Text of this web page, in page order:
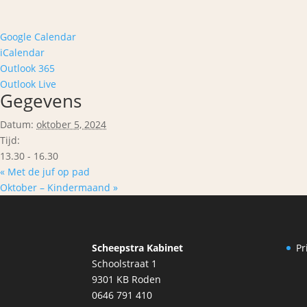
Google Calendar
iCalendar
Outlook 365
Outlook Live
Gegevens
Datum: oktober 5, 2024
Tijd:
13.30 - 16.30
« Met de juf op pad
Oktober – Kindermaand »
Scheepstra Kabinet
Schoolstraat 1
9301 KB Roden
0646 791 410